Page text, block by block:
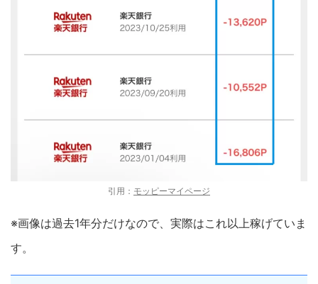
引用： モッピーマイページ
※画像は過去1年分だけなので、実際はこれ以上稼げていま
す。